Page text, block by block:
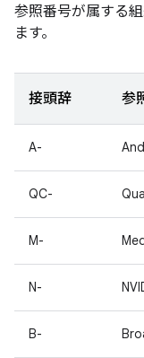
参照番号が属する
ます。
接頭辞 参
A-
QC-
M-
N-
B-